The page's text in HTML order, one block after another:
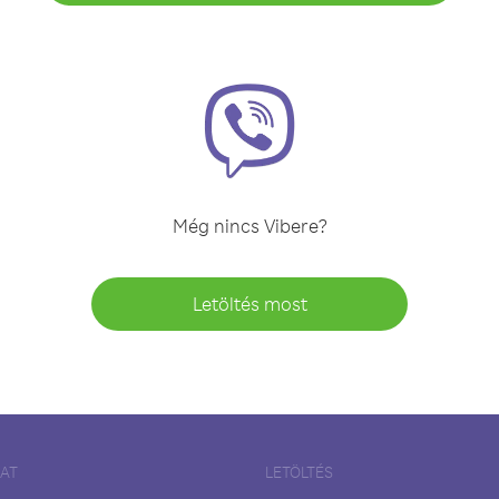
Még nincs Vibere?
Letöltés most
LETÖLTÉS